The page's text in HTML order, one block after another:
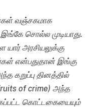
வஞ்சகமாக
சொல்ல முடியாது.
யார் அரசியலுக்கு
என்பதுதான் இங்கு
கறுப்பு தினத்தில்
of crime) அந்த
கொட்டகையையும்